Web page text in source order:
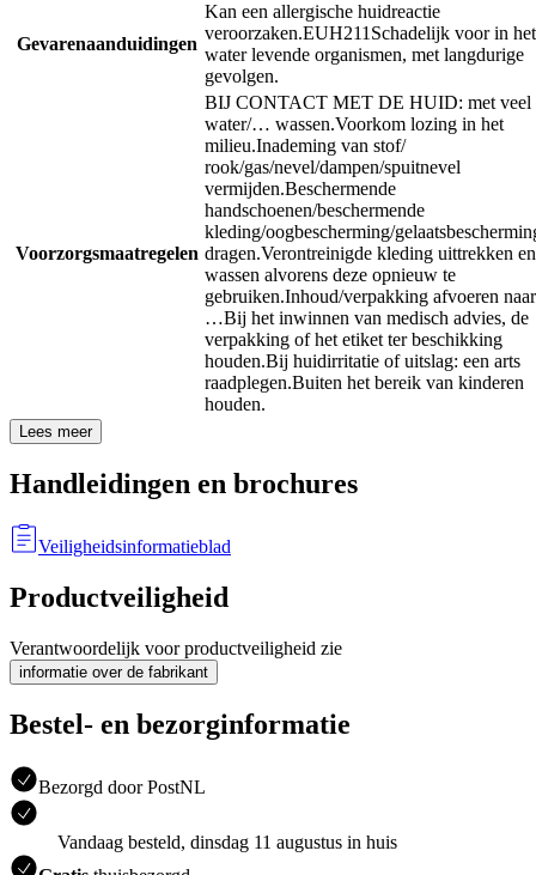
Gevarenaanduidingen
Kan een allergische huidreactie
veroorzaken.EUH211 Schadelijk voor in het
water levende organismen, met langdurige
gevolgen.
Voorzorgsmaatregelen
BIJ CONTACT MET DE HUID: met veel
water/… wassen.Voorkom lozing in het
milieu.Inademing van stof/
rook/gas/nevel/dampen/spuitnevel
vermijden.Beschermende
handschoenen/beschermende
kleding/oogbescherming/
dragen.Verontreinigde kleding uittrekken en
wassen alvorens deze opnieuw te
gebruiken.Inhoud/verpakking afvoeren naar
…Bij het inwinnen van medisch advies, de
verpakking of het etiket ter beschikking
houden.Bij huidirritatie of uitslag: een arts
raadplegen.Buiten het bereik van kinderen
houden.
Lees meer
Handleidingen en brochures
Veiligheidsinformatieblad
Productveiligheid
Verantwoordelijk voor productveiligheid zie
informatie over de fabrikant
Bestel- en bezorginformatie
Bezorgd door PostNL
Vandaag besteld, dinsdag 11 augustus in huis